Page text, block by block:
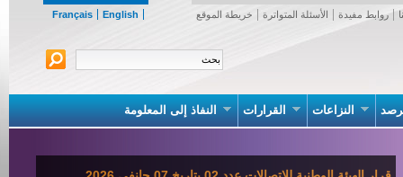
Français English روابط مفيدة الأسئلة المتواترة خريطة الموقع
النزاعات القرارات النفاذ إلى المعلومة